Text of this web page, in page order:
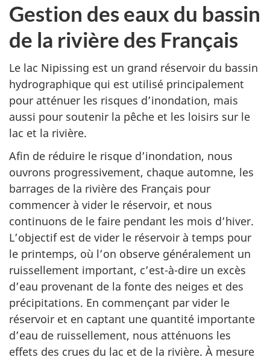
Gestion des eaux du bassin
de la rivière des Français
Le lac Nipissing est un grand réservoir du bassin
hydrographique qui est utilisé principalement
pour atténuer les risques d’inondation, mais
aussi pour soutenir la pêche et les loisirs sur le
lac et la rivière.
Afin de réduire le risque d’inondation, nous
ouvrons progressivement, chaque automne, les
barrages de la rivière des Français pour
commencer à vider le réservoir, et nous
continuons de le faire pendant les mois d’hiver.
L’objectif est de vider le réservoir à temps pour
le printemps, où l’on observe généralement un
ruissellement important, c’est-à-dire un excès
d’eau provenant de la fonte des neiges et des
précipitations. En commençant par vider le
réservoir et en captant une quantité importante
d’eau de ruissellement, nous atténuons les
effets des crues du lac et de la rivière. À mesure